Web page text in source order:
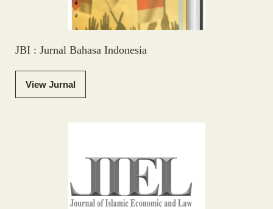
JBI : Jurnal Bahasa Indonesia
View Jurnal